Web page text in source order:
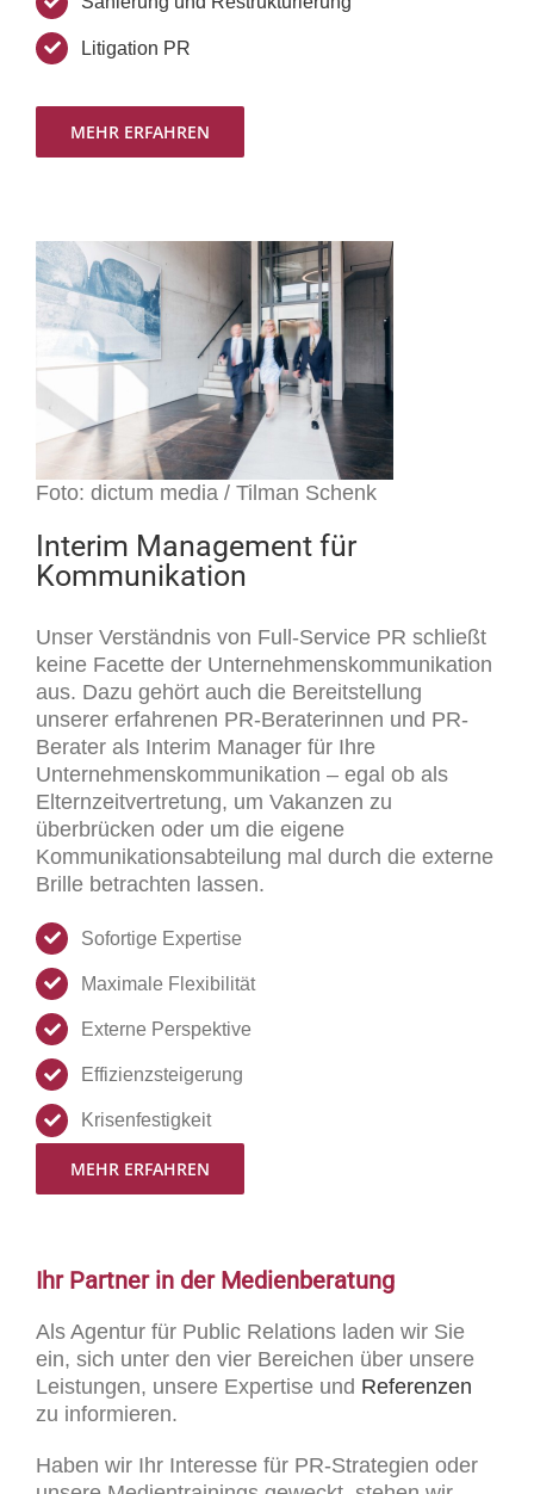
Litigation PR
MEHR ERFAHREN
Foto: dictum media / Tilman Schenk
Interim Management für
Kommunikation
Unser Verständnis von Full-Service PR schließt
keine Facette der Unternehmenskommunikation
aus. Dazu gehört auch die Bereitstellung
unserer erfahrenen PR-Beraterinnen und PR-
Berater als Interim Manager für Ihre
Unternehmenskommunikation – egal ob als
Elternzeitvertretung, um Vakanzen zu
überbrücken oder um die eigene
Kommunikationsabteilung mal durch die externe
Brille betrachten lassen.
Sofortige Expertise
Maximale Flexibilität
Externe Perspektive
Effizienzsteigerung
Krisenfestigkeit
MEHR ERFAHREN
Ihr Partner in der Medienberatung
Als Agentur für Public Relations laden wir Sie
ein, sich unter den vier Bereichen über unsere
Leistungen, unsere Expertise und Referenzen
zu informieren.
Haben wir Ihr Interesse für PR-Strategien oder